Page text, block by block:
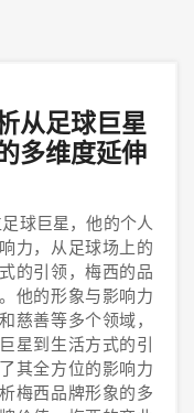
从足球巨星
多维度延伸
球巨星，他的个人
力，从足球场上的
的引领，梅西的品
他的形象与影响力
慈善等多个领域，
星到生活方式的引
其全方位的影响力
梅西品牌形象的多